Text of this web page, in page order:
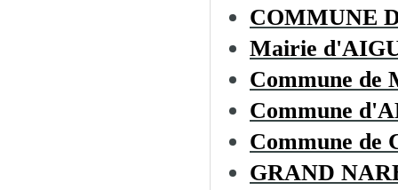
COMMUNE
Mairie
Commune de
Commune
Commune de
GRAND